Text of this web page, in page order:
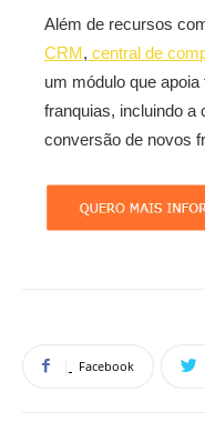
Além de recursos
CRM, central de
um módulo que
franquias, incluindo a
conversão de novos
Facebook